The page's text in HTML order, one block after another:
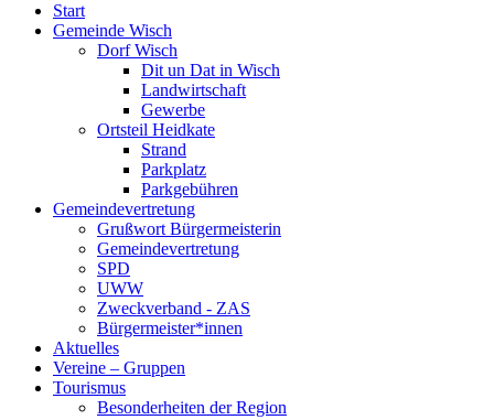
Start
Gemeinde Wisch
Dorf Wisch
Dit un Dat in Wisch
Landwirtschaft
Gewerbe
Ortsteil Heidkate
Strand
Parkplatz
Parkgebühren
Gemeindevertretung
Grußwort Bürgermeisterin
Gemeindevertretung
SPD
UWW
Zweckverband - ZAS
Bürgermeister*innen
Aktuelles
Vereine – Gruppen
Tourismus
Besonderheiten der Region